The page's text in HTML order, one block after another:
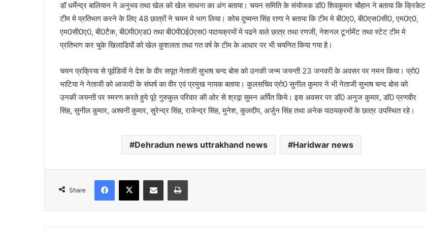
डॉ धर्मेन्द्र बालियान ने अनुभव तथा खेल को खेल साधना का अंग बताया। चयन समिति के संयोजक डॉ0 शिवकुमार चौहान ने बताया कि क्रिकेट
टीम मे प्रतिभाग करने के लिए 48 छात्रों ने चयन मे भाग लिया। कोच दुष्यन्त सिंह राणा ने बताया कि टीम मे बी0ए0, बी0एस0सी0, एम0ए0,
एम0सी0ए0, बी0टैक, बी0पी0एड0 तथा बी0पी0ई0एस0 पाठयक्रमों मे पढने वाले छात्र तथा रणजी, नेशनल टूर्नामेंट तथा स्टेट टीम मे
प्रतिभाग कर चुके खिलाडियों को खेल कुशलता तथा गत वर्ष के टीम के आधार पर भी चयनित किया गया है।
चयन प्रक्रिया से पूर्वडियों ने देश के वीर सपूत नेताजी सुभाष चन्द बोस को उनकी जन्म जयन्ती 23 जनवरी के अवसर पर नमन किया। प्रो0
भाटिया ने नेताजी को आजादी के संघर्ष का वीर एवं प्रमुख नायक बताया। कुलसचिव प्रो0 सुनील कुमार ने भी नेताजी सुभाष चन्द बोस को
उनकी जयन्ती पर स्मरण करते हुये पूरे गुरुकुल परिवार की ओर से श्रद्वा सुमन अर्पित किये। इस अवसर पर डॉ0 अनुज कुमार, डॉ0 प्रणवीर
सिंह, सुनील कुमार, अश्वनी कुमार, सुरेन्द्र सिंह, राजेन्द्र सिंह, मुनेश, कुलदीप, अर्जुन सिंह तथा अनेक पाठयक्रमों के छात्र उपस्थित रहे।
Dehradun news uttrakhand news Haridwar news
Share
Facebook
X Share via Email Print